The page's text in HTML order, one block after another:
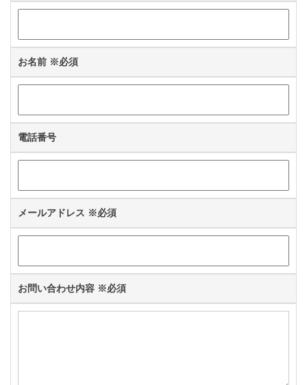
お名前 ※必須
電話番号
メールアドレス ※必須
お問い合わせ内容 ※必須